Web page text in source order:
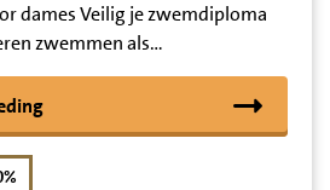
dames Veilig je zwemdiploma
zwemmen als…